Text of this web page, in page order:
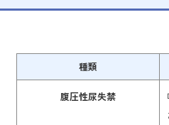
種類
腹圧性尿失禁